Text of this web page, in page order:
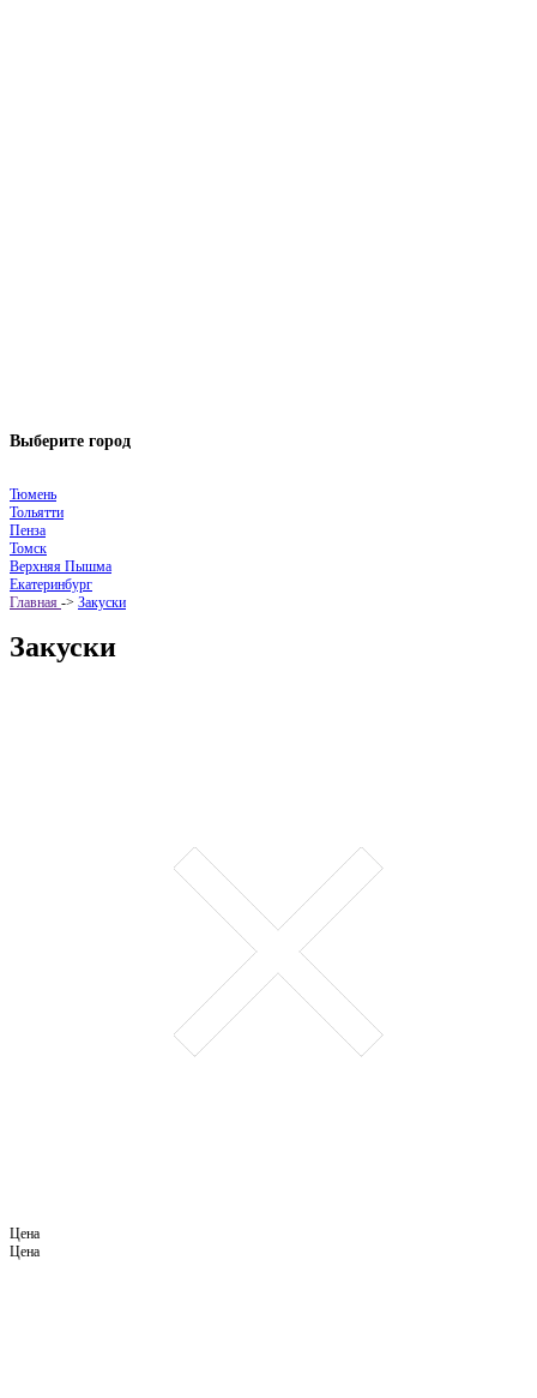
Выберите город
Тюмень
Тольятти
Пенза
Томск
Верхняя Пышма
Екатеринбург
Главная -> Закуски
Закуски
Цена
Цена